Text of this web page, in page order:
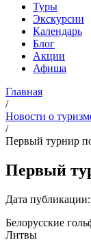
Туры
Экскурсии
Календарь
Блог
Акции
Афиша
Главная
/
Новости о
/
Первый турнир
Первый
Дата публикации:
Белорусские
Литвы